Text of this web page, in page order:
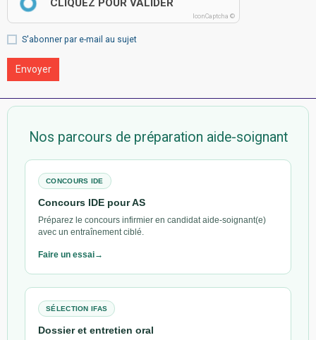
IconCaptcha ©
S'abonner par e-mail au sujet
Envoyer
Nos parcours de préparation aide-soignant
CONCOURS IDE
Concours IDE pour AS
Préparez le concours infirmier en candidat aide-soignant(e)
avec un entraînement ciblé.
Faire un essai
SÉLECTION IFAS
Dossier et entretien oral